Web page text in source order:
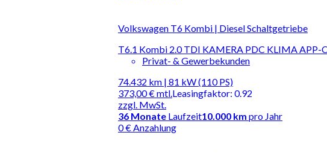
Volkswagen T6 Kombi | Diesel Schaltgetriebe
T6.1 Kombi 2.0 TDI KAMERA PDC KLIMA APP-
Privat- & Gewerbekunden
74.432 km | 81 kW (110 PS)
373,00 €mtl.
zzgl. MwSt.
Leasingfaktor: 0.92
36 Monate Laufzeit10.000 km pro Jahr
0 € Anzahlung